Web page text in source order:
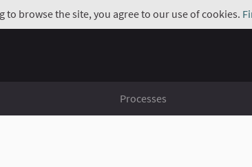
to browse the site, you agree to our use of cookies.
Processes